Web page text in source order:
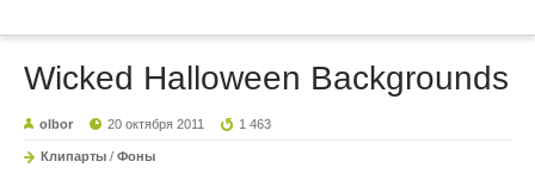
Wicked Halloween Backgrounds
olbor 20 октября 2011 1 463
Клипарты / Фоны